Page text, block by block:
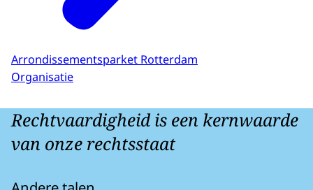
Arrondissementsparket Rotterdam
Organisatie
Rechtvaardigheid is een kernwaarde
van onze rechtsstaat